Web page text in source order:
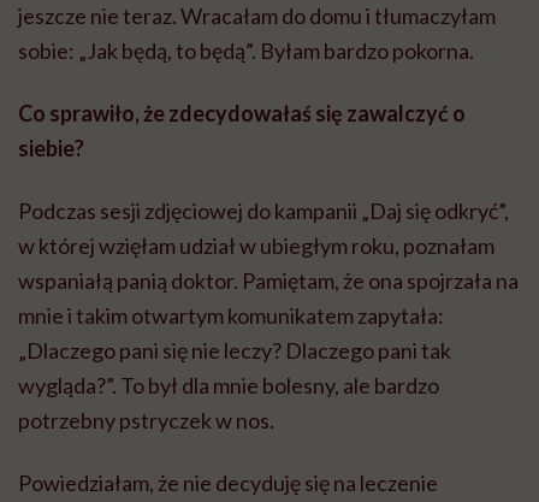
jeszcze nie teraz. Wracałam do domu i tłumaczyłam
sobie: „Jak będą, to będą”. Byłam bardzo pokorna.
Co sprawiło, że zdecydowałaś się zawalczyć o
siebie?
Podczas sesji zdjęciowej do kampanii „Daj się odkryć”,
w której wzięłam udział w ubiegłym roku, poznałam
wspaniałą panią doktor. Pamiętam, że ona spojrzała na
mnie i takim otwartym komunikatem zapytała:
„Dlaczego pani się nie leczy? Dlaczego pani tak
wygląda?”. To był dla mnie bolesny, ale bardzo
potrzebny pstryczek w nos.
Powiedziałam, że nie decyduję się na leczenie